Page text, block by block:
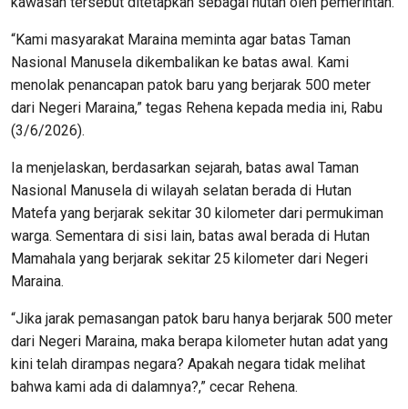
“Kami masyarakat Maraina meminta agar batas Taman
Nasional Manusela dikembalikan ke batas awal. Kami
menolak penancapan patok baru yang berjarak 500 meter
dari Negeri Maraina,” tegas Rehena kepada media ini, Rabu
(3/6/2026).
Ia menjelaskan, berdasarkan sejarah, batas awal Taman
Nasional Manusela di wilayah selatan berada di Hutan
Matefa yang berjarak sekitar 30 kilometer dari permukiman
warga. Sementara di sisi lain, batas awal berada di Hutan
Mamahala yang berjarak sekitar 25 kilometer dari Negeri
Maraina.
“Jika jarak pemasangan patok baru hanya berjarak 500 meter
dari Negeri Maraina, maka berapa kilometer hutan adat yang
kini telah dirampas negara? Apakah negara tidak melihat
bahwa kami ada di dalamnya?,” cecar Rehena.